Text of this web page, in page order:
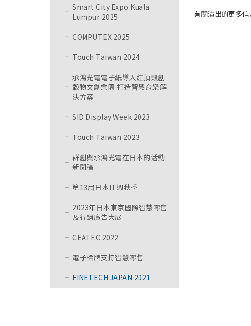
Smart City Expo Kuala
Lumpur 2025
COMPUTEX 2025
Touch Taiwan 2024
承鴻光電電子紙導入紅頂穀創
穀物文創樂園 打造智慧育樂解
決方案
SID Display Week 2023
Touch Taiwan 2023
群創與承鴻光電在日本的活動
新聞稿
第13屆日本IT週秋季
2023年日本東京國際智慧零售
及行銷廣告大展
CEATEC 2022
電子標牌支持智慧零售
FINETECH JAPAN 2021
有關演出的更多信